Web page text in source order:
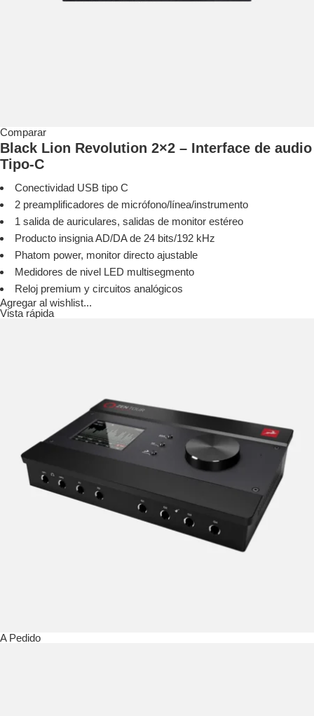
Comparar
Black Lion Revolution 2×2 – Interface de audio
Tipo-C
Conectividad USB tipo C
2 preamplificadores de micrófono/línea/instrumento
1 salida de auriculares, salidas de monitor estéreo
Producto insignia AD/DA de 24 bits/192 kHz
Phatom power, monitor directo ajustable
Medidores de nivel LED multisegmento
Reloj premium y circuitos analógicos
Agregar al wishlist...
Vista rápida
A Pedido